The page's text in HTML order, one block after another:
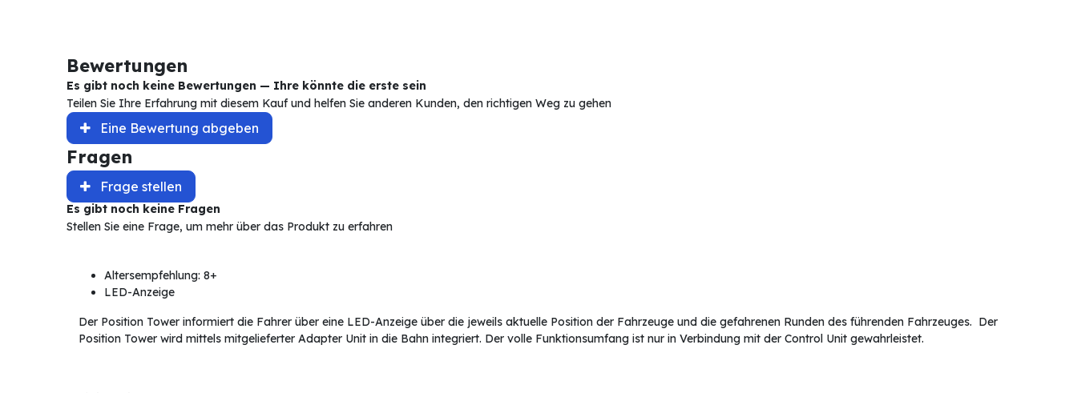
Bewertungen
Es gibt noch keine Bewertungen — Ihre könnte die erste sein
Teilen Sie Ihre Erfahrung mit diesem Kauf und helfen Sie anderen Kunden, den richtigen Weg zu gehen
Eine Bewertung abgeben
Fragen
Frage stellen
Es gibt noch keine Fragen
Stellen Sie eine Frage, um mehr über das Produkt zu erfahren
Altersempfehlung: 8+
LED-Anzeige
Der Position Tower informiert die Fahrer über eine LED-Anzeige über die jeweils aktuelle Position der Fahrzeuge und die gefahrenen Runden des führenden Fahrzeuges. Der
Position Tower wird mittels mitgelieferter Adapter Unit in die Bahn integriert. Der volle Funktionsumfang ist nur in Verbindung mit der Control Unit gewahrleistet.